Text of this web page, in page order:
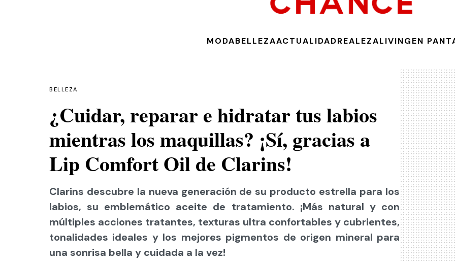
MODABELLEZAACTUALIDADREALEZALIVINGEN
BELLEZA
¿Cuidar, reparar e hidratar tus labios
mientras los maquillas? ¡Sí, gracias a
Lip Comfort Oil de Clarins!
Clarins descubre la nueva generación de su producto estrella para los
labios, su emblemático aceite de tratamiento. ¡Más natural y con
múltiples acciones tratantes, texturas ultra confortables y cubrientes,
tonalidades ideales y los mejores pigmentos de origen mineral para
una sonrisa bella y cuidada a la vez!